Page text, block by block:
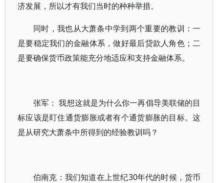
济发展，所以才有我们当时的种种举措。
同时，我也从大萧条中学到两个重要的教训：一
是要稳定我们的金融体系，做好最后贷款人角色；二
是要确保货币政策能充分地适应和支持金融体系。
张军： 我想这就是为什么你一再倡导美联储的目
标应该是盯住通货膨胀或者有个通货膨胀的目标。这
是从研究大萧条中所得到的经验教训吗？
伯南克：我们知道在上世纪30年代的时候，货币